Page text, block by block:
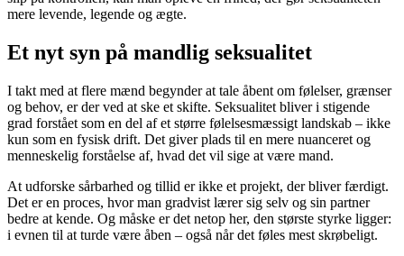
mere levende, legende og ægte.
Et nyt syn på mandlig seksualitet
I takt med at flere mænd begynder at tale åbent om følelser, grænser
og behov, er der ved at ske et skifte. Seksualitet bliver i stigende
grad forstået som en del af et større følelsesmæssigt landskab – ikke
kun som en fysisk drift. Det giver plads til en mere nuanceret og
menneskelig forståelse af, hvad det vil sige at være mand.
At udforske sårbarhed og tillid er ikke et projekt, der bliver færdigt.
Det er en proces, hvor man gradvist lærer sig selv og sin partner
bedre at kende. Og måske er det netop her, den største styrke ligger:
i evnen til at turde være åben – også når det føles mest skrøbeligt.